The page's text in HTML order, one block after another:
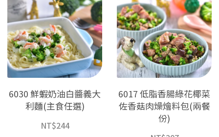
6030 鮮蝦奶油白醬義大
利麵(主食任選)
NT$244
6017 低脂香腸綠花椰菜
佐香菇肉燥燴料包(兩餐
份)